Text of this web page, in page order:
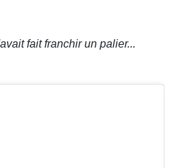
fait franchir un palier...